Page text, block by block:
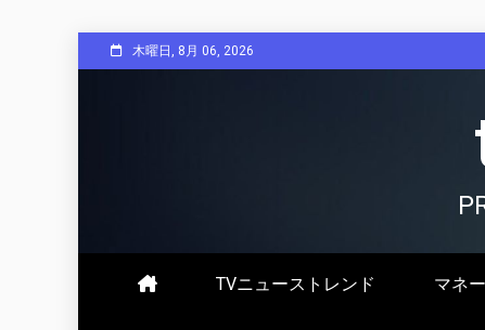
to
木曜日, 8月 06, 2026
TVニューストレンド マネ